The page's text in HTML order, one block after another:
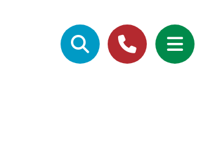
+49 (0) 5733 - 9633-0